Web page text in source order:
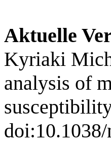
Aktuelle
Kyriaki
analysis of